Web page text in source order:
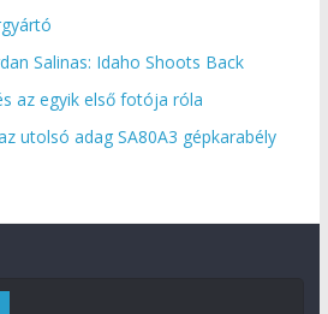
Salinas: Idaho Shoots Back
az egyik első fotója róla
utolsó adag SA80A3 gépkarabély